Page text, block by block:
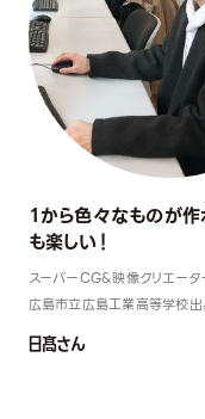
１から色々なものが
も楽しい！
スーパーCG&映像クリエー
広島市立広島工業高等学校
日髙さん